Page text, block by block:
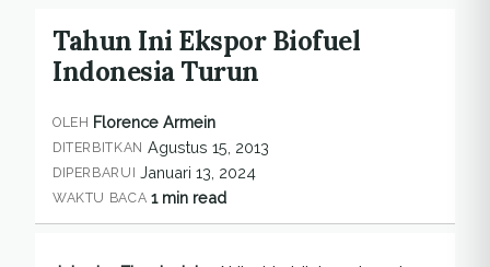
Tahun Ini Ekspor Biofuel
Indonesia Turun
OLEH Florence Armein
DITERBITKAN Agustus 15, 2013
DIPERBARUI Januari 13, 2024
WAKTU BACA 1 min read